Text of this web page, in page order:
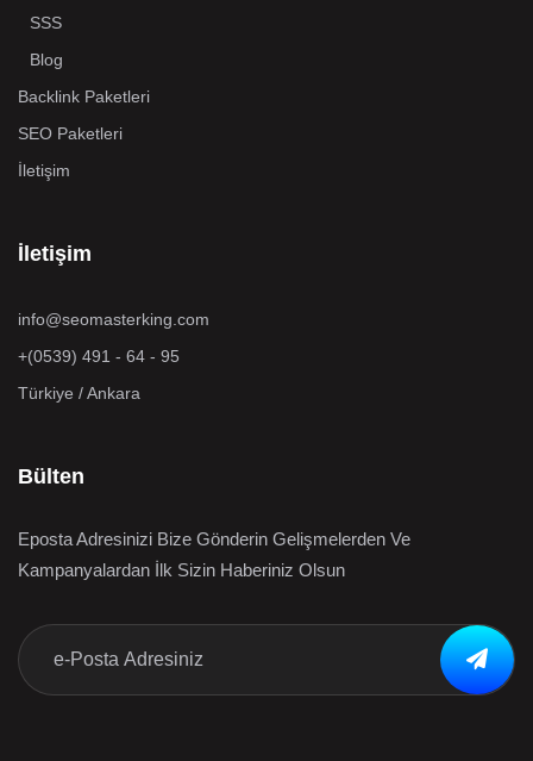
SSS
Blog
Backlink Paketleri
SEO Paketleri
İletişim
İletişim
info@seomasterking.com
+(0539) 491 - 64 - 95
Türkiye / Ankara
Bülten
Eposta Adresinizi Bize Gönderin Gelişmelerden Ve
Kampanyalardan İlk Sizin Haberiniz Olsun